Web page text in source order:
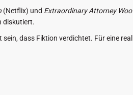
(Netflix) und Extraordinary Attorney Woo
diskutiert.
dass Fiktion verdichtet. Für eine